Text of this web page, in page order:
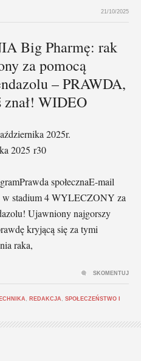
21/10/2025
Big Pharmę: rak
za pomocą
– PRAWDA,
znał! WIDEO
2025r.
2025 r30
społecznaE-mail
w stadium 4 WYLECZONY za
Ujawniony najgorszy
kryjącą się za tymi
raka,
REDAKCJA
SPOŁECZEŃSTWO I
SKOMENTUJ